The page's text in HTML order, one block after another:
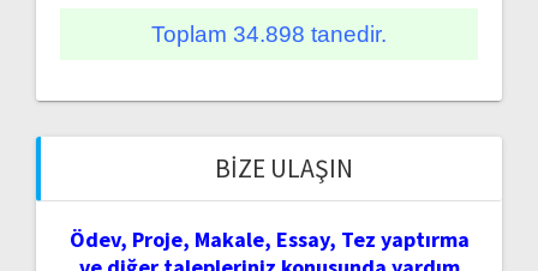
Toplam 34.898 tanedir.
BIZE ULAŞIN
Ödev, Proje, Makale, Essay, Tez yaptırma